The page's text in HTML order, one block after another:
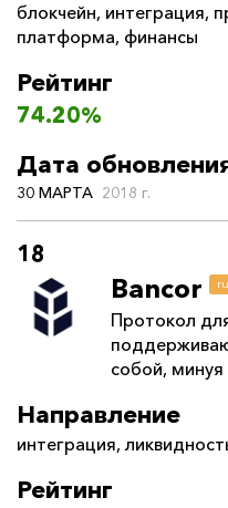
блокчейн, интеграция,
платформа, финансы
Рейтинг
74.20%
Дата
30 МАРТА 2018 г.
18
Bancor ru
Протокол
собой,
Направление
интеграция,
Рейтинг